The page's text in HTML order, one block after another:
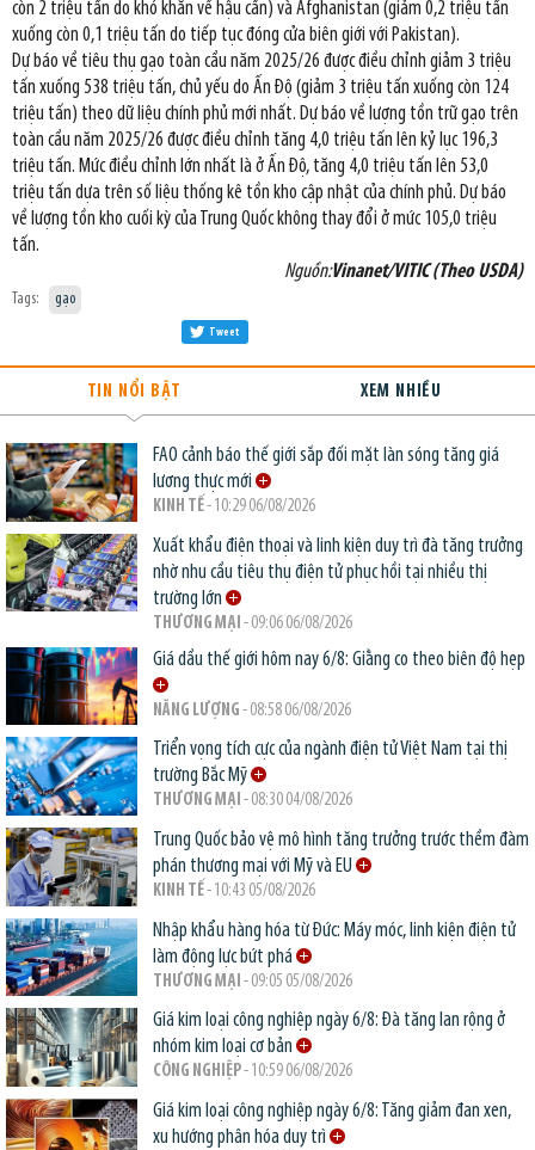
còn 2 triệu tấn do khó khăn về hậu cần) và Afghanistan (giảm 0,2 triệu tấn
xuống còn 0,1 triệu tấn do tiếp tục đóng cửa biên giới với Pakistan).
Dự báo về tiêu thụ gạo toàn cầu năm 2025/26 được điều chỉnh giảm 3 triệu
tấn xuống 538 triệu tấn, chủ yếu do Ấn Độ (giảm 3 triệu tấn xuống còn 124
triệu tấn) theo dữ liệu chính phủ mới nhất. Dự báo về lượng tồn trữ gạo trên
toàn cầu năm 2025/26 được điều chỉnh tăng 4,0 triệu tấn lên kỷ lục 196,3
triệu tấn. Mức điều chỉnh lớn nhất là ở Ấn Độ, tăng 4,0 triệu tấn lên 53,0
triệu tấn dựa trên số liệu thống kê tồn kho cập nhật của chính phủ. Dự báo
về lượng tồn kho cuối kỳ của Trung Quốc không thay đổi ở mức 105,0 triệu
tấn.
Nguồn:Vinanet/VITIC (Theo USDA)
Tags: gạo
Tweet
TIN NỔI BẬT XEM NHIỀU
FAO cảnh báo thế giới sắp đối mặt làn sóng tăng giá
lương thực mới
KINH TẾ- 10:29 06/08/2026
Xuất khẩu điện thoại và linh kiện duy trì đà tăng trưởng
nhờ nhu cầu tiêu thụ điện tử phục hồi tại nhiều thị
trường lớn
THƯƠNG MẠI - 09:06 06/08/2026
Giá dầu thế giới hôm nay 6/8: Giằng co theo biên độ hẹp
NĂNG LƯỢNG - 08:58 06/08/2026
Triển vọng tích cực của ngành điện tử Việt Nam tại thị
trường Bắc Mỹ
THƯƠNG MẠI - 08:30 04/08/2026
Trung Quốc bảo vệ mô hình tăng trưởng trước thềm đàm
phán thương mại với Mỹ và EU
KINH TẾ- 10:43 05/08/2026
Nhập khẩu hàng hóa từ Đức: Máy móc, linh kiện điện tử
làm động lực bứt phá
THƯƠNG MẠI - 09:05 05/08/2026
Giá kim loại công nghiệp ngày 6/8: Đà tăng lan rộng ở
nhóm kim loại cơ bản
CÔNG NGHIỆP- 10:59 06/08/2026
Giá kim loại công nghiệp ngày 6/8: Tăng giảm đan xen,
xu hướng phân hóa duy trì